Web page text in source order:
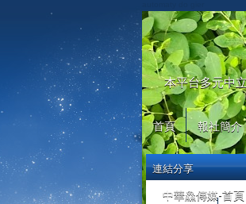
本平台多元中
首頁 報社簡介
連結分享
中華鱻傳媒-首頁